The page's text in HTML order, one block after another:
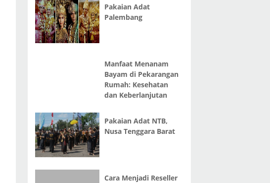
Pakaian Adat
Palembang
Manfaat Menanam
Bayam di Pekarangan
Rumah: Kesehatan
dan Keberlanjutan
Pakaian Adat NTB,
Nusa Tenggara Barat
Cara Menjadi Reseller